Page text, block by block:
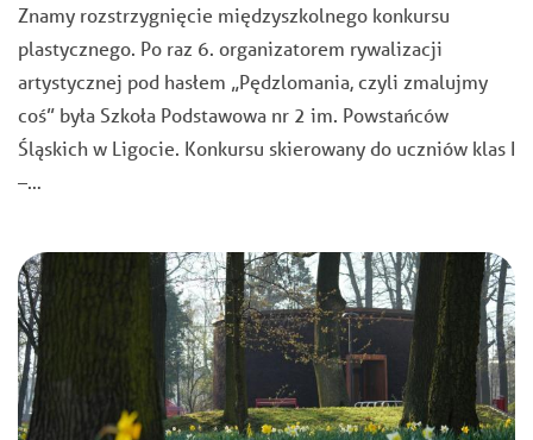
Znamy rozstrzygnięcie międzyszkolnego konkursu
plastycznego. Po raz 6. organizatorem rywalizacji
artystycznej pod hasłem „Pędzlomania, czyli zmalujmy
coś” była Szkoła Podstawowa nr 2 im. Powstańców
Śląskich w Ligocie. Konkursu skierowany do uczniów klas I
–…